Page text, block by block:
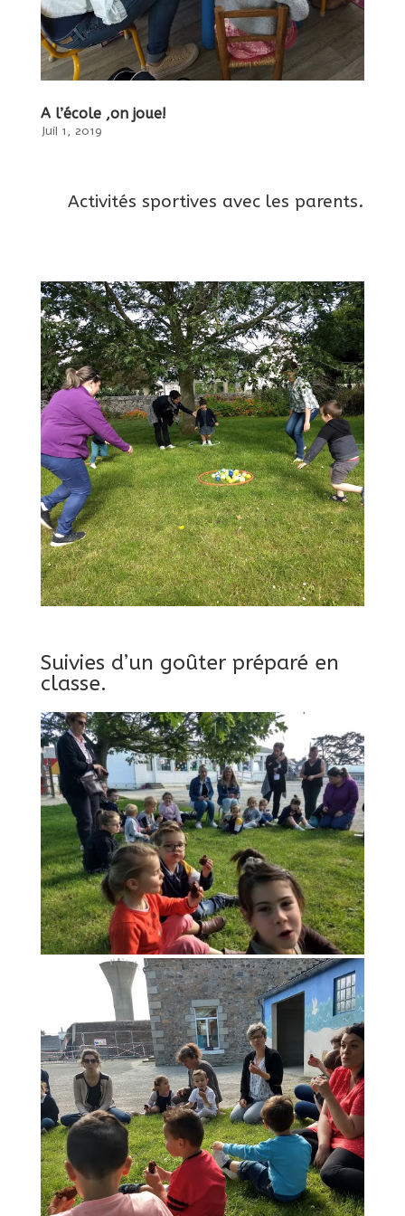
A l’école ,on joue!
Juil 1, 2019
Activités sportives avec les parents.
Suivies d’un goûter préparé en
classe.